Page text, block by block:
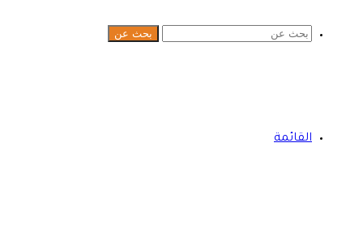
بحث عن
القائمة